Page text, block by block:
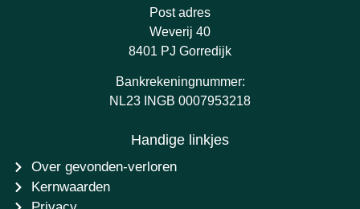
Post adres
Weverij 40
8401 PJ Gorredijk
Bankrekeningnummer:
NL23 INGB 0007953218
Handige linkjes
Over gevonden-verloren
Kernwaarden